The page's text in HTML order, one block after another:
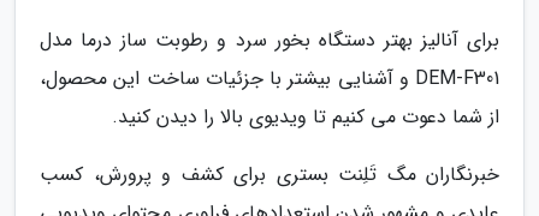
برای آنالیز بهتر دستگاه بخور سرد و رطوبت ساز درما مدل
DEM-F301 و آشنایی بیشتر با جزئیات ساخت این محصول،
از شما دعوت می کنیم تا ویدیوی بالا را دیدن کنید.
خبرنگاران مگ تَلِنت بستری برای کشف و پرورش، کسب